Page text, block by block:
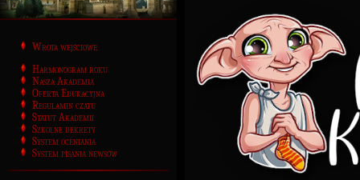
Wrota wejściowe
Harmonogram roku
Nasza Akademia
Oferta Edukacyjna
Regulamin czatu
Statut Akademii
Szkolne dekrety
System oceniania
System pisania newsów